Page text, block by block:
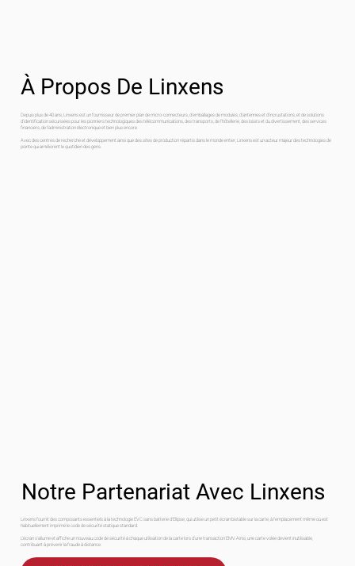
À Propos De Linxens
Depuis plus de 40 ans, Linxens est un fournisseur de premier plan de micro-connecteurs, d'emballages de modules, d'antennes et d'incrustations, et de solutions
d'identification sécurisées pour les pionniers technologiques des télécommunications, des transports, de l'hôtellerie, des loisirs et du divertissement, des services
financiers, de l'administration électronique et bien plus encore.
Avec des centres de recherche et développement ainsi que des sites de production répartis dans le monde entier, Linxens est un acteur majeur des technologies de
pointe qui améliorent le quotidien des gens.
Notre Partenariat Avec Linxens
Linxens fournit des composants essentiels à la technologie EVC sans batterie d'Ellipse, qui utilise un petit écran bistable sur la carte, à l'emplacement même où est
habituellement imprimé le code de sécurité statique standard.
L'écran s'allume et affiche un nouveau code de sécurité à chaque utilisation de la carte lors d'une transaction EMV. Ainsi, une carte volée devient inutilisable,
contribuant à prévenir la fraude à distance.